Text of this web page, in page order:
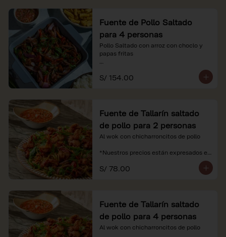
Fuente de Pollo Saltado
para 4 personas
Pollo Saltado con arroz con choclo y
papas fritas
*Nuestros precios están expresados en
soles e incluyen impuestos de ley y
S/ 154.00
Fuente de Tallarín saltado
de pollo para 2 personas
Al wok con chicharroncitos de pollo
*Nuestros precios están expresados en
recargo al consumo.
S/ 78.00
Fuente de Tallarín saltado
de pollo para 4 personas
Al wok con chicharroncitos de pollo